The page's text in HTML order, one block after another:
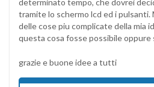
determinato tempo, che dovrei
tramite lo schermo lcd ed i
delle cose piu complicate della mia
questa cosa fosse possibile oppure
grazie e buone idee a tutti